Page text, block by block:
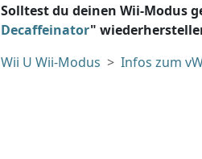
Solltest du deinen Wii-Modus
Decaffeinator"
Wii U Wii-Modus
Infos zum